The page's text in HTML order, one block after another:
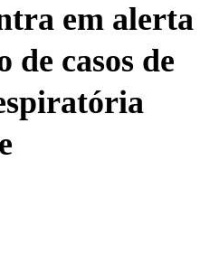
em alerta
de casos de